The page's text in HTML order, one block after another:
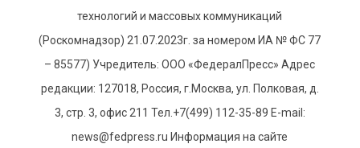
технологий и массовых коммуникаций
(Роскомнадзор) 21.07.2023г. за номером ИА № ФС 77
– 85577) Учредитель: ООО «ФедералПресс» Адрес
редакции: 127018, Россия, г.Москва, ул. Полковая, д.
3, стр. 3, офис 211 Тел.+7(499) 112-35-89 E-mail:
news@fedpress.ru Информация на сайте